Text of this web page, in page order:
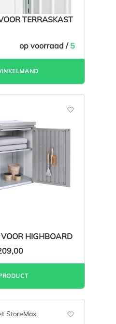
TERRASKAST
op voorraad / 5
HIGHBOARD